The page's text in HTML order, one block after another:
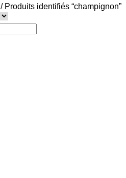
/Produits identifiés “champignon”